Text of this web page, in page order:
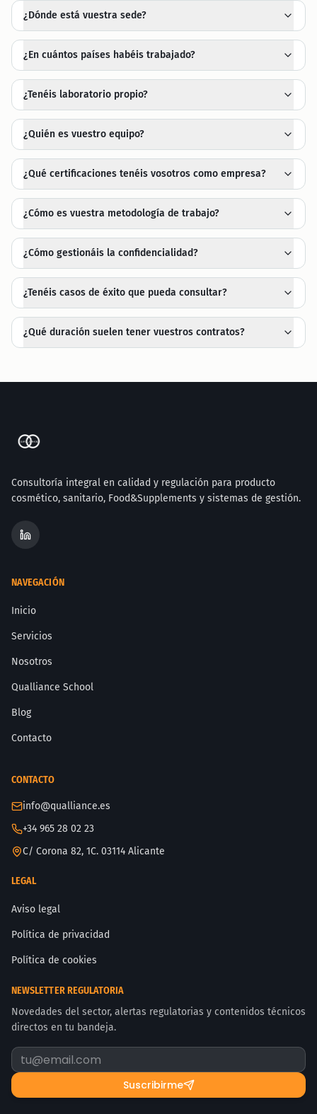
¿Dónde está vuestra sede?
¿En cuántos países habéis trabajado?
¿Tenéis laboratorio propio?
¿Quién es vuestro equipo?
¿Qué certificaciones tenéis vosotros como empresa?
¿Cómo es vuestra metodología de trabajo?
¿Cómo gestionáis la confidencialidad?
¿Tenéis casos de éxito que pueda consultar?
¿Qué duración suelen tener vuestros contratos?
Consultoría integral en calidad y regulación para producto
cosmético, sanitario, Food&Supplements y sistemas de gestión.
NAVEGACIÓN
Inicio
Servicios
Nosotros
Qualliance School
Blog
Contacto
CONTACTO
info@qualliance.es
+34 965 28 02 23
C/ Corona 82, 1C. 03114 Alicante
LEGAL
Aviso legal
Política de privacidad
Política de cookies
NEWSLETTER REGULATORIA
Novedades del sector, alertas regulatorias y contenidos técnicos
directos en tu bandeja.
Suscribirme